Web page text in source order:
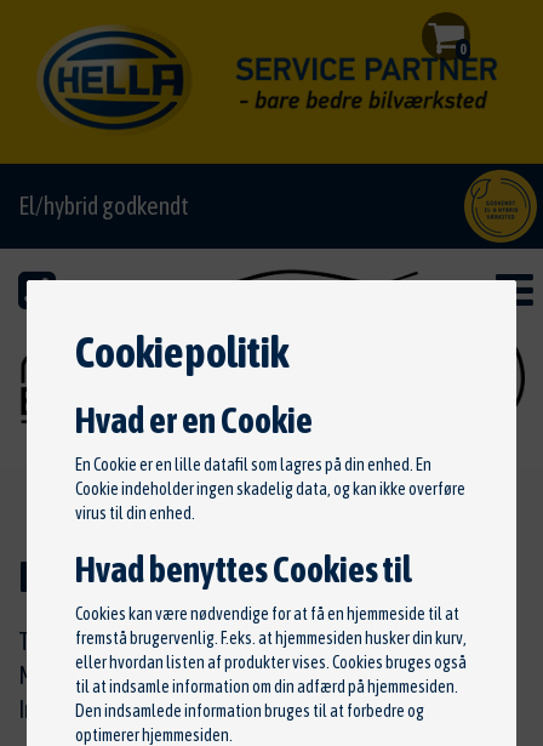
El/hybrid godkendt
Kontakt
Tlf.
86 92 11 00
Mobil.
40412576
Info@Bilcentret-Horning.dk
0
Cookiepolitik
Hvad er en Cookie
En Cookie er en lille datafil som lagres på din enhed. En
Cookie indeholder ingen skadelig data, og kan ikke overføre
virus til din enhed.
Hvad benyttes Cookies til
Cookies kan være nødvendige for at få en hjemmeside til at
fremstå brugervenlig. F.eks. at hjemmesiden husker din kurv,
eller hvordan listen af produkter vises. Cookies bruges også
til at indsamle information om din adfærd på hjemmesiden.
Den indsamlede information bruges til at forbedre og
optimerer hjemmesiden.